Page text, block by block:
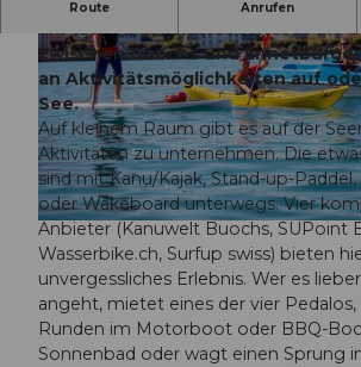
i
d
e
o
a
b
s
p
i
e
l
e
© Nidwalden Tourismus | CC-BY-NC-ND
Route Anrufen
am Vierwaldstättersee bietet die
zwischen Buochs und
an Aktivitätsmöglichkeiten auf
See.
Auf kleinem Raum gibt es auf der
Aktivitäten zu unternehmen. Die
sind mit Kanu/Kajak, Stand-up-
oder Wakeboard unterwegs. Vier
Anbieter (Kanuwelt Buochs, SUPoint
Wasserbike.ch, Surfup swiss) bieten
unvergessliches Erlebnis. Wer es
angeht, mietet eines der vier
Runden im Motorboot oder BBQ-
Sonnenbad oder wagt einen Sprung